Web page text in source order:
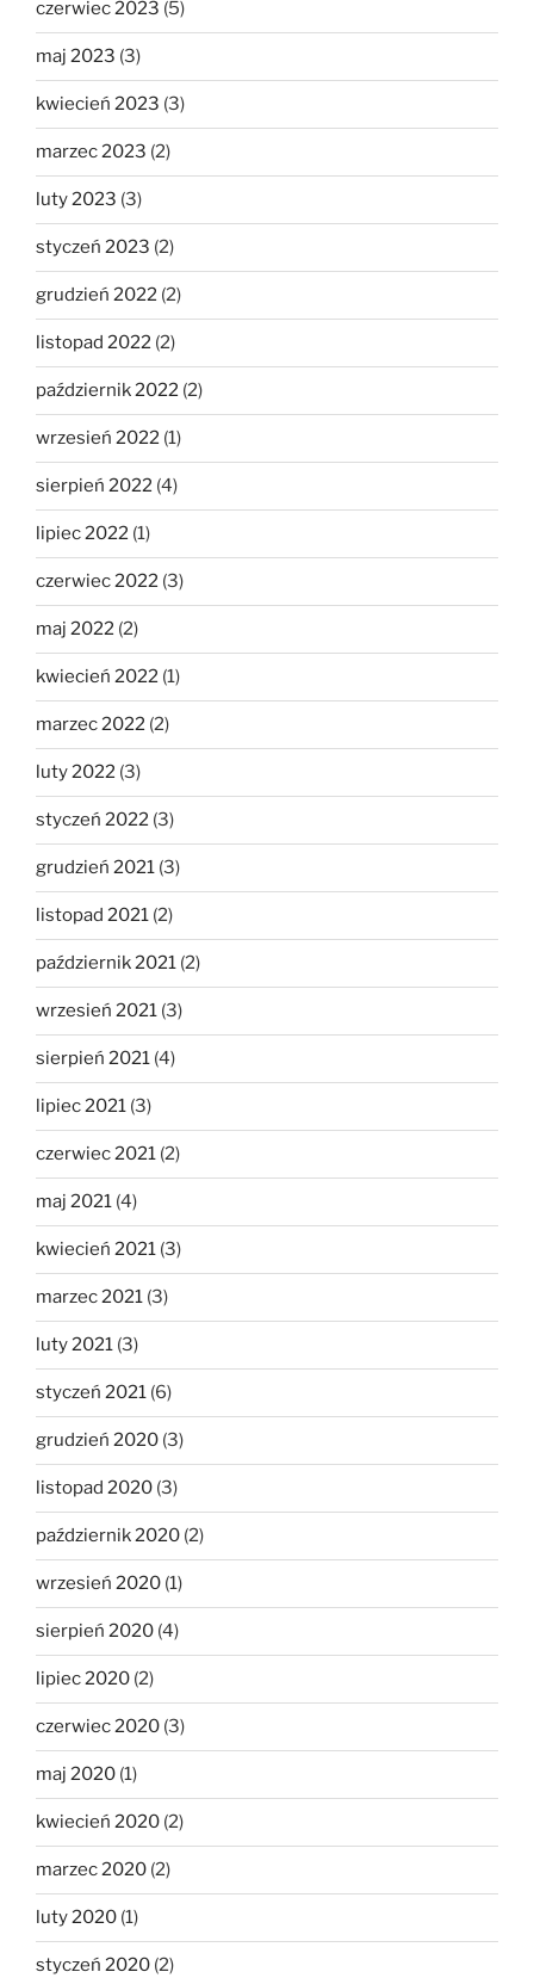
czerwiec 2023 (5)
maj 2023 (3)
kwiecień 2023 (3)
marzec 2023 (2)
luty 2023 (3)
styczeń 2023 (2)
grudzień 2022 (2)
listopad 2022 (2)
październik 2022 (2)
wrzesień 2022 (1)
sierpień 2022 (4)
lipiec 2022 (1)
czerwiec 2022 (3)
maj 2022 (2)
kwiecień 2022 (1)
marzec 2022 (2)
luty 2022 (3)
styczeń 2022 (3)
grudzień 2021 (3)
listopad 2021 (2)
październik 2021 (2)
wrzesień 2021 (3)
sierpień 2021 (4)
lipiec 2021 (3)
czerwiec 2021 (2)
maj 2021 (4)
kwiecień 2021 (3)
marzec 2021 (3)
luty 2021 (3)
styczeń 2021 (6)
grudzień 2020 (3)
listopad 2020 (3)
październik 2020 (2)
wrzesień 2020 (1)
sierpień 2020 (4)
lipiec 2020 (2)
czerwiec 2020 (3)
maj 2020 (1)
kwiecień 2020 (2)
marzec 2020 (2)
luty 2020 (1)
styczeń 2020 (2)